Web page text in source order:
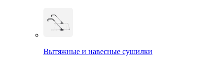
Вытяжные и навесные сушилки